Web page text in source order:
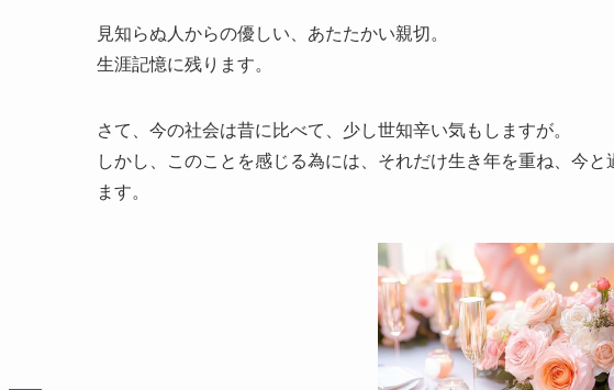
見知らぬ人からの優しい、あたたかい親切。
生涯記憶に残ります。
さて、今の社会は昔に比べて、少し世知辛い気もしますが。
しかし、このことを感じる為には、それだけ生き年を重ね、今
ます。